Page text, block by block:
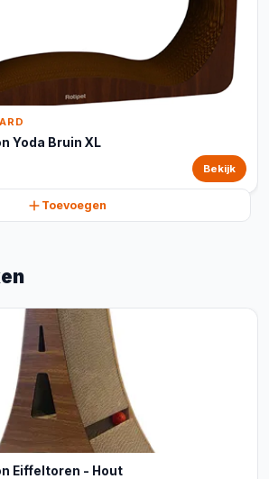
Yoda Bruin XL
Bekijk
Toevoegen
Eiffeltoren - Hout